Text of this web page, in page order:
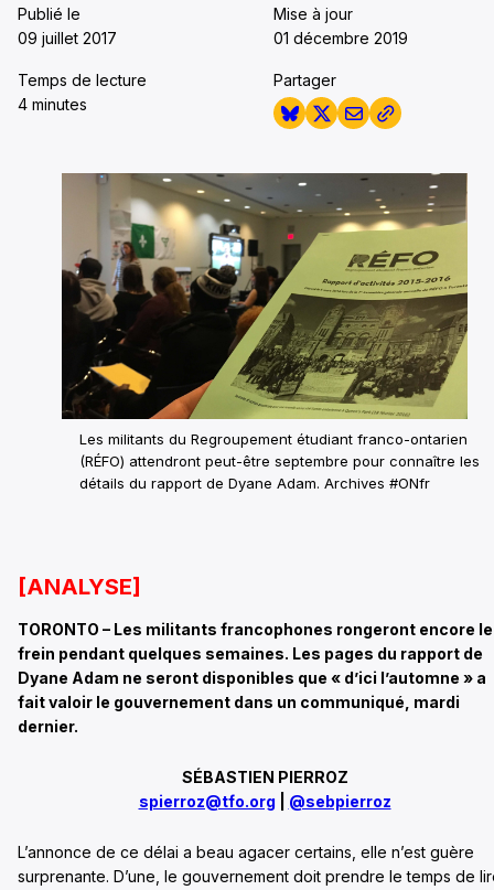
Publié le
09 juillet 2017
Mise à jour
01 décembre 2019
Temps de lecture
4 minutes
Partager
Les militants du Regroupement étudiant franco-ontarien
(RÉFO) attendront peut-être septembre pour connaître les
détails du rapport de Dyane Adam. Archives #ONfr
[ANALYSE]
TORONTO – Les militants francophones rongeront encore
frein pendant quelques semaines. Les pages du rapport de
Dyane Adam ne seront disponibles que « d’ici l’automne » a
fait valoir le gouvernement dans un communiqué, mardi
dernier.
SÉBASTIEN PIERROZ
spierroz@tfo.org
@sebpierroz
L’annonce de ce délai a beau agacer certains, elle n’est guère
surprenante. D’une, le gouvernement doit prendre le temps de